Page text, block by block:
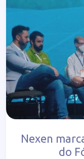
Nexen
do